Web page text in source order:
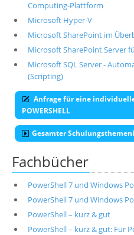
Computing-Plattform
Microsoft Hyper-V
Microsoft SharePoint im
Microsoft SharePoint Server
Microsoft SQL Server -
(Scripting)
Anfrage für eine
POWERSHELL
Gesamter
Fachbücher
PowerShell 7 und Windows
PowerShell 7 und Windows
PowerShell – kurz & gut
PowerShell – kurz & gut: Für